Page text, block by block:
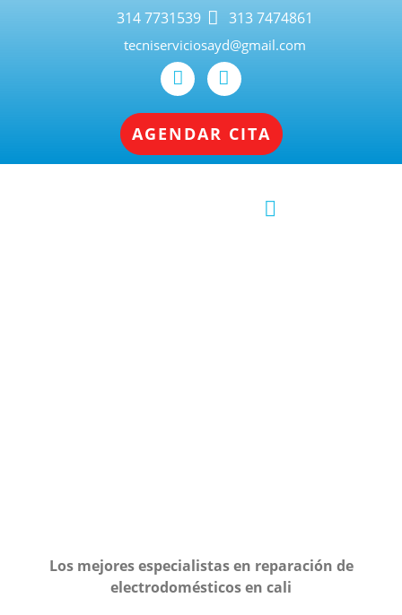
314 7731539 313 7474861
tecniserviciosayd@gmail.com
AGENDAR CITA
Los mejores especialistas en reparación de
electrodomésticos en cali